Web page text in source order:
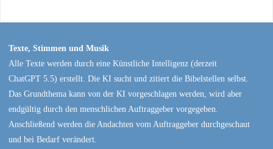
Texte, Stimmen und Musik
Alle Texte werden durch eine Künstliche Intelligenz (derzeit
ChatGPT 5.5) erstellt. Die KI sucht und zitiert die Bibelstellen selbst.
Das Grundthema kann von der KI vorgeschlagen werden, wird aber
endgültig durch den menschlichen Auftraggeber vorgegeben.
Anschließend werden die Andachten vom Auftraggeber durchgeschaut
und bei Bedarf verändert.